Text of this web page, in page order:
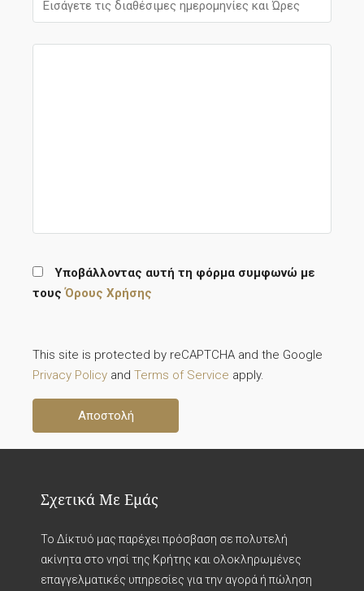
Υποβάλλοντας αυτή τη φόρμα συμφωνώ με
τουςΌρους Χρήσης
This site is protected by reCAPTCHA and the Google
Privacy Policy and Terms of Service apply.
Σχετικά Με Εμάς
Το Δίκτυό μας παρέχει πρόσβαση σε πολυτελή
ακίνητα στο νησί της Κρήτης και ολοκληρωμένες
επαγγελματικές υπηρεσίες για την αγορά ή πώληση